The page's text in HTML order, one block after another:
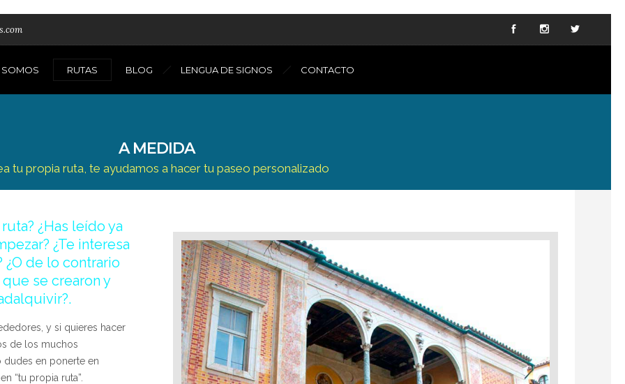
SOMOS RUTAS BLOG LENGUA DE SIGNOS CONTACTO
A MEDIDA
tu propia ruta, te ayudamos a hacer tu paseo personalizado
¿Has leído ya
¿Te interesa
de lo contrario
se crearon y
y si quieres hacer
de los muchos
en ponerte en
“tu propia ruta”.